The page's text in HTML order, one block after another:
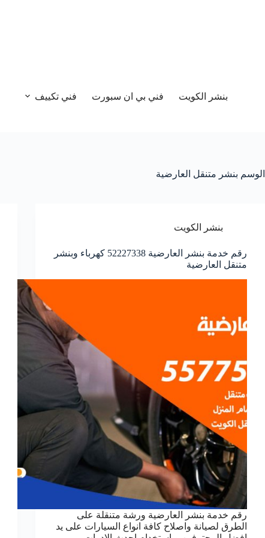
بنشر الكويت فني بي ان سبورت فني تكييف
الوسم بنشر متنقل العارضية
بنشر الكويت
رقم خدمة بنشر العارضية 52227338 كهرباء وبنشر
متنقل العارضية
رقم خدمة بنشر العارضية ورشة متنقلة على
الطرق لصيانة واصلاح كافة انواع السيارات على يد